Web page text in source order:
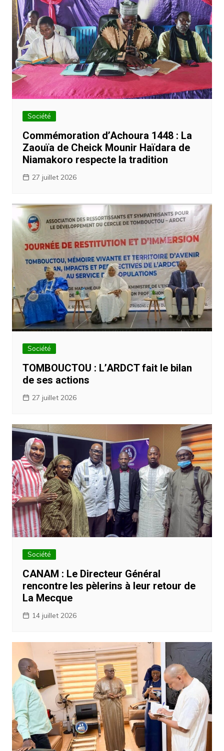
Société
Commémoration d’Achoura 1448 : La
Zaouïa de Cheick Mounir Haïdara de
Niamakoro respecte la tradition
27 juillet 2026
Société
TOMBOUCTOU : L’ARDCT fait le bilan
de ses actions
27 juillet 2026
Société
CANAM : Le Directeur Général
rencontre les pèlerins à leur retour de
La Mecque
14 juillet 2026